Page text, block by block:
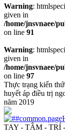
Warning:
given in
/home/jnsvnaee/
on line 91
Warning:
given in
/home/jnsvnaee/
on line 97
Thực trạng kiến
huyết áp điều trị
năm 2019
TAY - TÂM - TRÍ